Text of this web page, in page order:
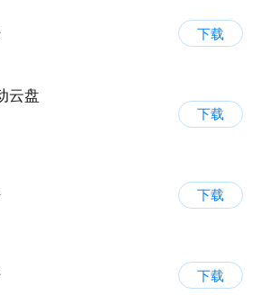
下载
云盘
下载
下载
下载